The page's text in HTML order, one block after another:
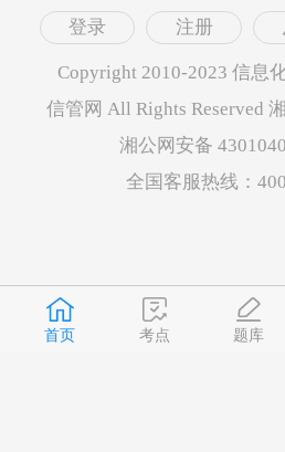
首页 考点 题库
登录 注册
Copyright 2010-2023 信息
信管网 All Rights Reserved
湘公网安备
全国客服热线：